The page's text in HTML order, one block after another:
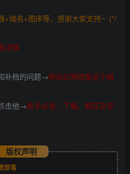
+域名+图床等，感谢大家支持~ (*/
详情
补档的问题→网站近期改版关于解
击他→新手必读∴下载、解压及安
版权声明
部落